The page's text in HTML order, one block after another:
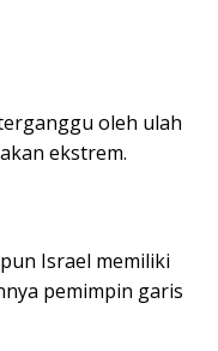
oleh ulah
ekstrem.
Israel memiliki
pemimpin garis